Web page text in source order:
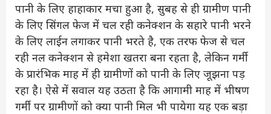
पानी के लिए हाहाकार मचा हुआ है, सुबह से ही ग्रामीण पानी
के लिए सिंगल फेज में चल रही कनेक्शन के सहारे पानी भरने
के लिए लाईन लगाकर पानी भरते है, एक तरफ फेज से चल
रही नल कनेक्शन से हमेशा खतरा बना रहता है, लेकिन गर्मी
के प्रारंभिक माह में ही ग्रामीणों को पानी के लिए जूझना पड़
रहा है। ऐसे में सवाल यह उठता है कि आगामी माह में भीषण
गर्मी पर ग्रामीणों को क्या पानी मिल भी पायेगा यह एक बड़ा